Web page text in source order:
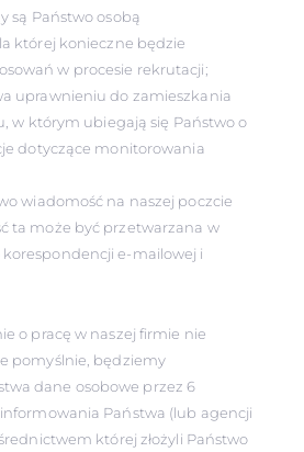
są Państwo osobą
której konieczne będzie
w procesie rekrutacji;
uprawnieniu do zamieszkania
w którym ubiegają się Państwo o
dotyczące monitorowania
wiadomość na naszej poczcie
ta może być przetwarzana w
e-mailowej i
o pracę w naszej firmie nie
pomyślnie, będziemy
dane osobowe przez 6
Państwa (lub agencji
której złożyli Państwo